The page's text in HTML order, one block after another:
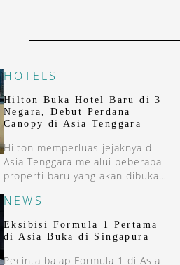
HOTELS
Hilton Buka Hotel Baru di 3
Negara, Debut Perdana
Canopy di Asia Tenggara
Hilton memperluas jejaknya di
Asia Tenggara melalui beberapa
properti baru yang akan dibuka
NEWS
Eksibisi Formula 1 Pertama
di Asia Buka di Singapura
Pecinta balap Formula 1 di Asia